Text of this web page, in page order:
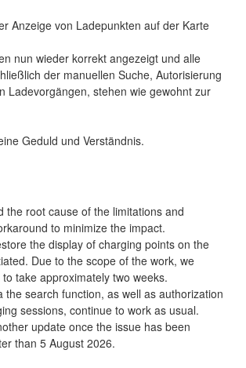
Anzeige von Ladepunkten auf der Karte
nun wieder korrekt angezeigt und alle
der manuellen Suche, Autorisierung
Ladevorgängen, stehen wie gewohnt zur
Geduld und Verständnis.
the root cause of the limitations and
to minimize the impact.
the display of charging points on the
Due to the scope of the work, we
take approximately two weeks.
the search function, as well as authorization
sessions, continue to work as usual.
update once the issue has been
than 5 August 2026.